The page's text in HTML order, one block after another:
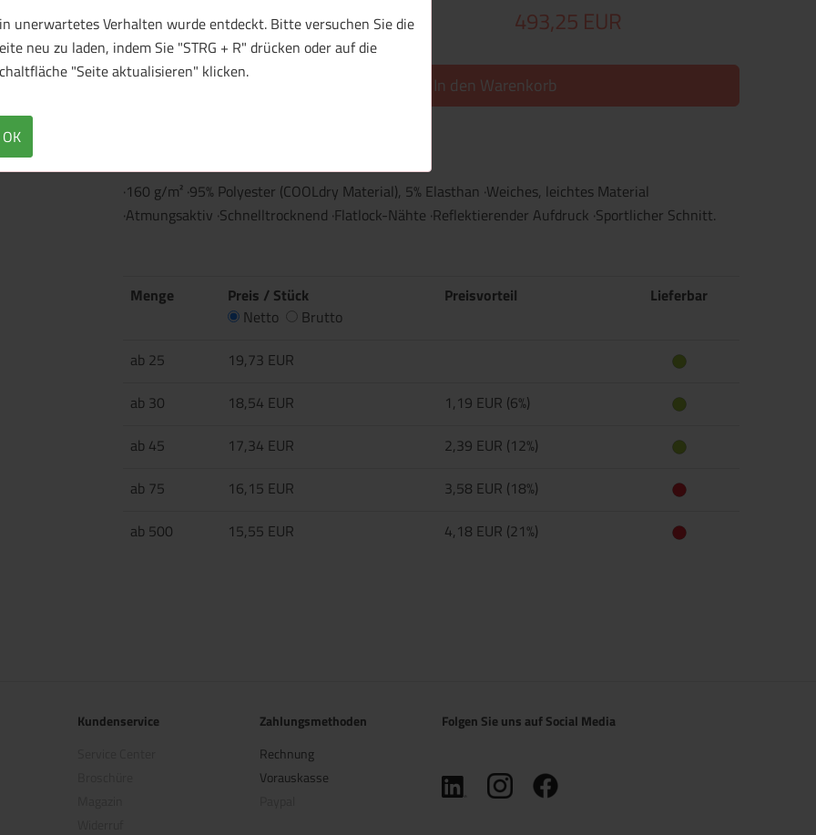
unerwartetes Verhalten wurde entdeckt. Bitte versuchen Sie die
neu zu laden, indem Sie "STRG + R" drücken oder auf die
"Seite aktualisieren" klicken.
OK
493,25 EUR
1 Muster bestellen In den Warenkorb
·160 g/m² ·95% Polyester (COOLdry Material), 5% Elasthan ·Weiches, leichtes Material
·Atmungsaktiv ·Schnelltrocknend ·Flatlock-Nähte ·Reflektierender Aufdruck ·Sportlicher Schnitt.
Menge
Preis / Stück
Netto
Brutto
Preisvorteil Lieferbar
ab 25
19,73 EUR
ab 30
18,54 EUR
1,19 EUR (6%)
ab 45
17,34 EUR
2,39 EUR (12%)
ab 75
16,15 EUR
3,58 EUR (18%)
ab 500
15,55 EUR 4,18 EUR (21%)
Kundenservice
Zahlungsmethoden
Rechnung
Vorauskasse
Folgen Sie uns auf Social Media
(öffnet in neuem Tab)
(öffnet in neuem Tab)
(öffnet in neuem Tab)